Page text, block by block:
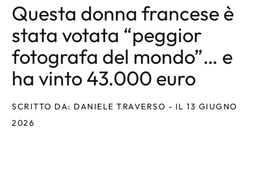
Questa donna francese è
stata votata “peggior
fotografa del mondo”… e
ha vinto 43.000 euro
SCRITTO DA: DANIELE TRAVERSO - IL 13 GIUGNO
2026